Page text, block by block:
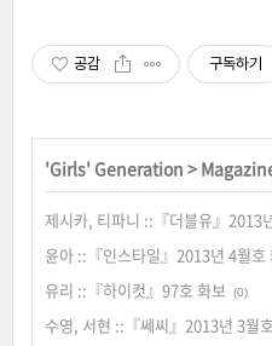
공감 구독하기
'Girls' Generation >
제시카, 티파니 ::『더블유』2013
윤아 ::『인스타일』2013년 4월호
유리 ::『하이컷』97호 화보
(0)
수영, 서현 ::『쎄씨』2013년 3월